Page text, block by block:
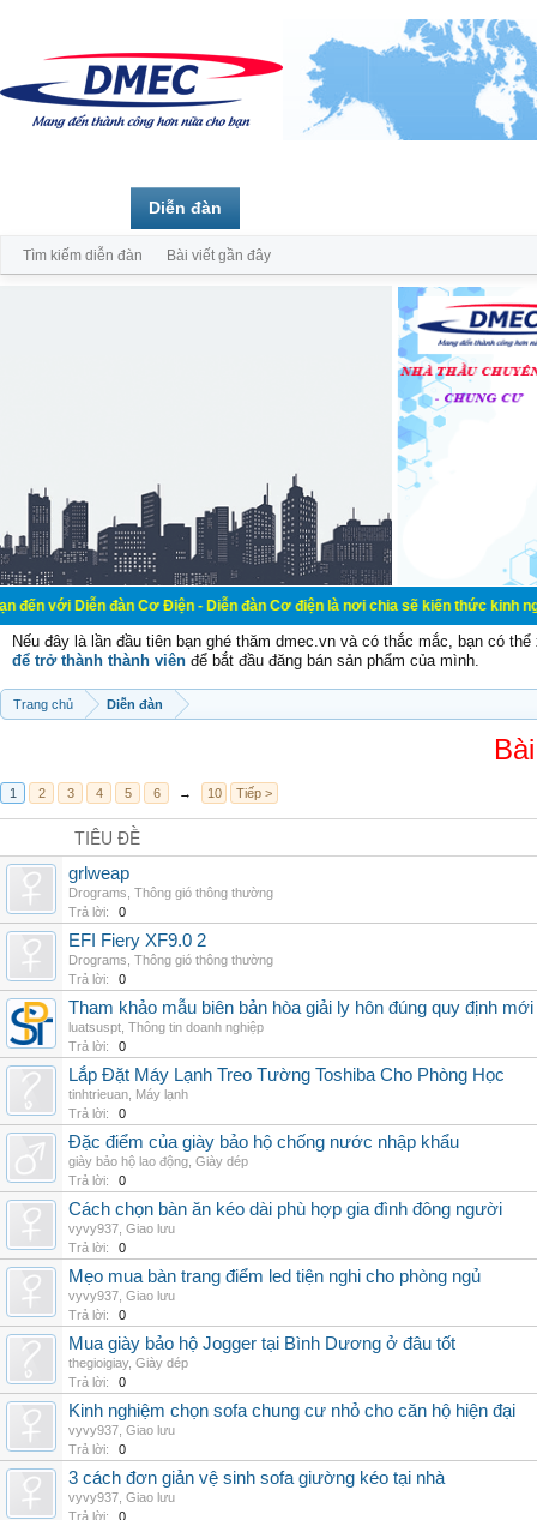
Diễn đàn Cơ Điện - Diễn đàn Cơ điện là nơi chia sẽ kiến thức kinh nghiệm
Nếu đây là lần đầu tiên bạn ghé thăm dmec.vn và có thắc mắc, bạn có
để trở thành thành viên để bắt đầu đăng bán sản phẩm của mình.
Trang chủ Diễn đàn
1 2 3 4 5 6 → 10 Tiếp >
TIÊU ĐỀ
grlweap
Drograms Thông gió thông thường
Trả lời:
0
EFI Fiery XF9.0 2
Drograms Thông gió thông thường
Trả lời:
0
Tham khảo mẫu biên bản hòa giải ly hôn đúng quy định mới
luatsuspt Thông tin doanh nghiệp
Trả lời:
0
Lắp Đặt Máy Lạnh Treo Tường Toshiba Cho Phòng Học
tinhtrieuan Máy lạnh
Trả lời:
0
Đặc điểm của giày bảo hộ chống nước nhập khẩu
giày bảo hộ lao động Giày dép
Trả lời:
0
Cách chọn bàn ăn kéo dài phù hợp gia đình đông người
vyvy937 Giao lưu
Trả lời:
0
Mẹo mua bàn trang điểm led tiện nghi cho phòng ngủ
vyvy937 Giao lưu
Trả lời:
0
Mua giày bảo hộ Jogger tại Bình Dương ở đâu tốt
thegioigiay, Giày dép
Trả lời:
0
Kinh nghiệm chọn sofa chung cư nhỏ cho căn hộ hiện đại
vyvy937 Giao lưu
Trả lời:
0
3 cách đơn giản vệ sinh sofa giường kéo tại nhà
vyvy937 Giao lưu
Trả lời:
0
Diễn đàn
Tìm kiếm diễn đàn Bài viết gần đây